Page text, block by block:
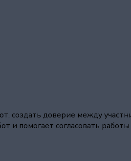
доверие между
и помогает согласовать